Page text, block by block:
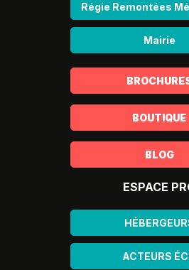
Régie Remontées
Mairie
BOUTIQUE
BLOG
ESPACE
ACTEURS